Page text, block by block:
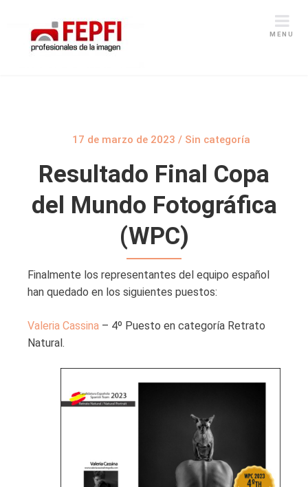
MENU
17 de marzo de 2023 / Sin categoría
Resultado Final Copa
del Mundo Fotográfica
(WPC)
Finalmente los representantes del equipo español
han quedado en los siguientes puestos:
Valeria Cassina – 4º Puesto en categoría Retrato
Natural.